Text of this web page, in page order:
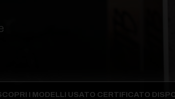
I MODELLI USATO CERTIFICATO